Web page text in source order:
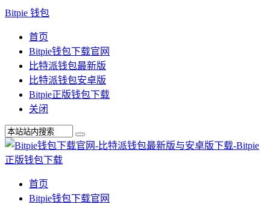
Bitpie 钱包
首页
Bitpie钱包下载官网
比特派钱包最新版
比特派钱包安卓版
Bitpie正版钱包下载
关闭
首页
Bitpie钱包下载官网